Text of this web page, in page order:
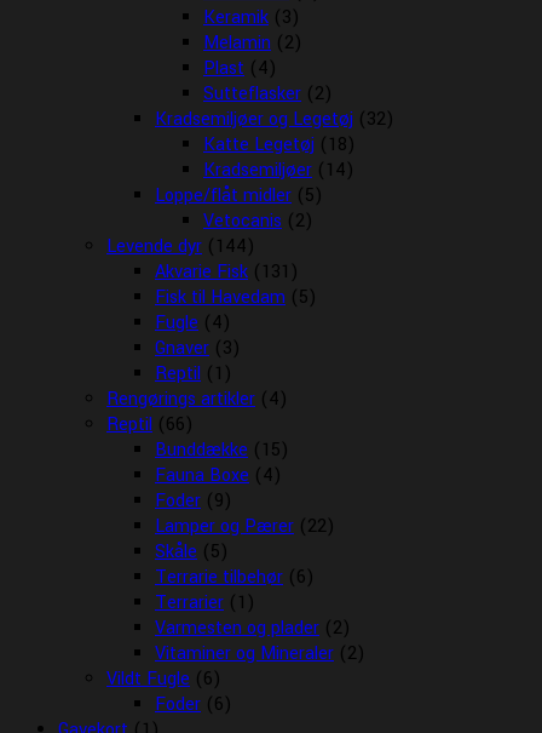
Keramik (3)
Melamin (2)
Plast (4)
Sutteflasker (2)
Kradsemiljøer og Legetøj (32)
Katte Legetøj (18)
Kradsemiljøer (14)
Loppe/flåt midler (5)
Vetocanis (2)
Levende dyr (144)
Akvarie Fisk (131)
Fisk til Havedam (5)
Fugle (4)
Gnaver (3)
Reptil (1)
Rengørings artikler (4)
Reptil (66)
Bunddække (15)
Fauna Boxe (4)
Foder (9)
Lamper og Pærer (22)
Skåle (5)
Terrarie tilbehør (6)
Terrarier (1)
Varmesten og plader (2)
Vitaminer og Mineraler (2)
Vildt Fugle (6)
Foder (6)